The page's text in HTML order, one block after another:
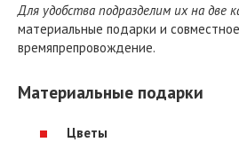
Для удобства подразделим их на две
материальные подарки и совместное
времяпрепровождение.
Материальные подарки
Цветы